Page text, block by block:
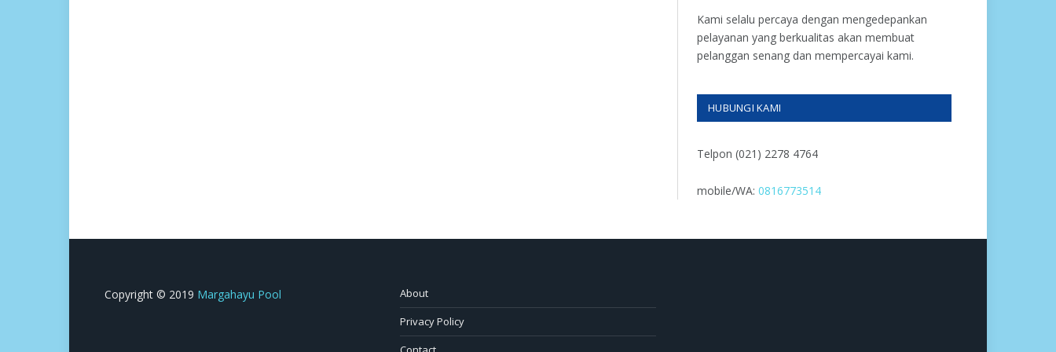
Kami selalu percaya dengan mengedepankan
pelayanan yang berkualitas akan membuat
pelanggan senang dan mempercayai kami.
HUBUNGI KAMI
Telpon (021) 2278 4764
mobile/WA: 0816773514
Copyright © 2019 Margahayu Pool
About
Privacy Policy